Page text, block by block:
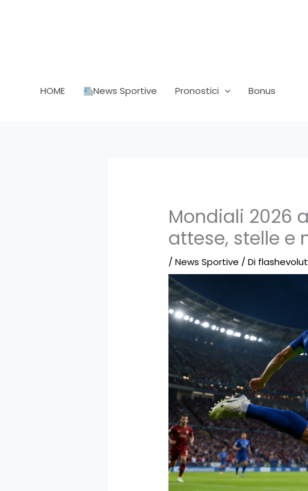
HOME News Sportive Pronostici Bonus
Mondiali 2026
attese, stelle e
/News Sportive / Di